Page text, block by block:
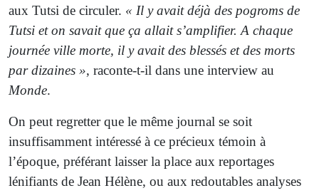
aux Tutsi de circuler. « Il y avait déjà des pogroms de
Tutsi et on savait que ça allait s’amplifier. A chaque
journée ville morte, il y avait des blessés et des morts
par dizaines », raconte-t-il dans une interview au
Monde.
On peut regretter que le même journal se soit
insuffisamment intéressé à ce précieux témoin à
l’époque, préférant laisser la place aux reportages
lénifiants de Jean Hélène, ou aux redoutables analyses